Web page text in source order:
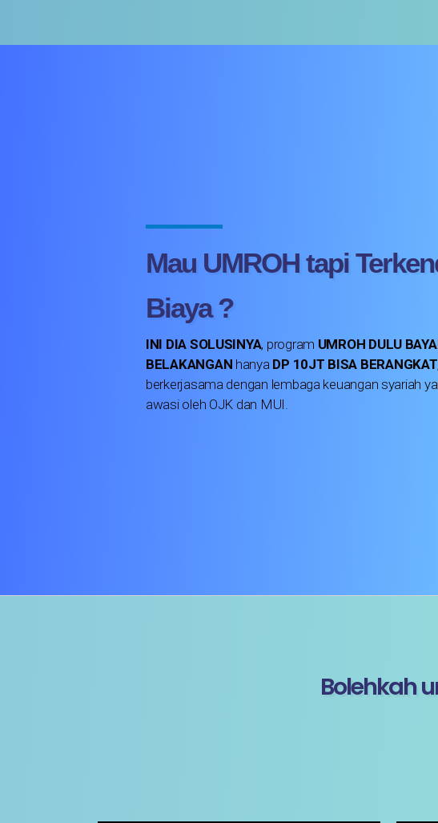
Mau UMROH tapi
Biaya ?
INI DIA SOLUSINYA, program UMROH DULU
BELAKANGAN hanya DP 10JT BISA BERANGKAT
berkerjasama dengan lembaga keuangan syariah
awasi oleh OJK dan MUI.
Bolehkah